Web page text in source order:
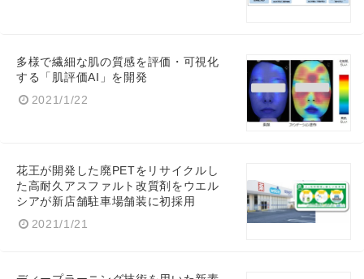
多様で繊細な肌の質感を評価・可視化
する「肌評価AI」を開発
2021/1/22
花王が開発した廃PETをリサイクルし
た高耐久アスファルト改質剤をウエル
シアが新店舗駐車場舗装に初採用
2021/1/21